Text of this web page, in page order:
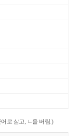
로 삼고, ㄴ을 버림.)